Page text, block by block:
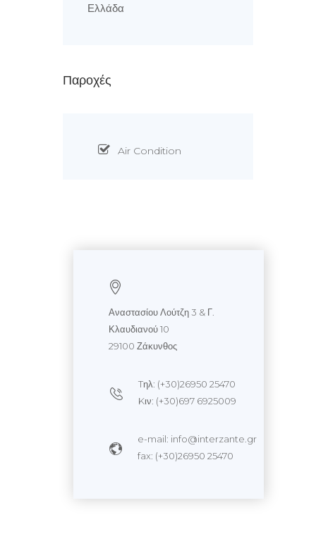
Ελλάδα
Παροχές
Air Condition
Αναστασίου Λούτζη 3 & Γ.
Κλαυδιανού 10
29100 Ζάκυνθος
Tηλ: (+30)26950 25470
Kιν: (+30)697 6925009
e-mail: info@interzante.gr
fax: (+30)26950 25470